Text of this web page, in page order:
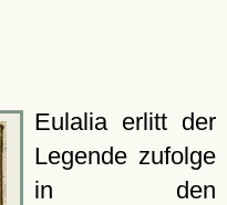
Eulalia erlitt der
Legende zufolge
in den